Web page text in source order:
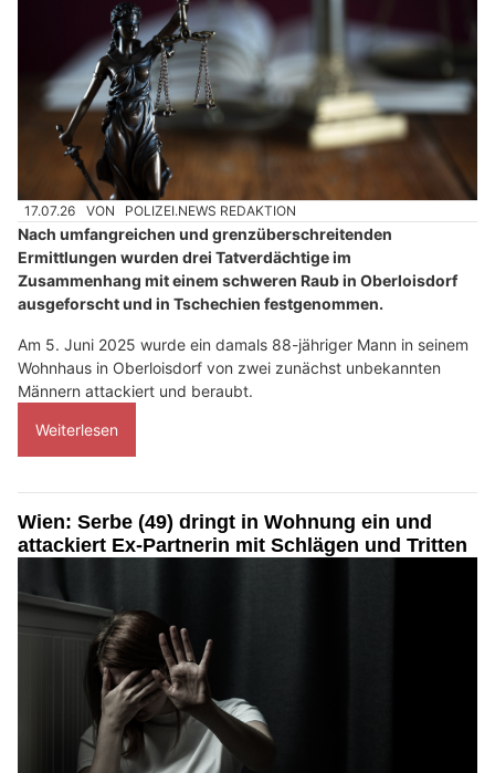
17.07.26 VON POLIZEI.NEWS REDAKTION
Nach umfangreichen und grenzüberschreitenden
Ermittlungen wurden drei Tatverdächtige im
Zusammenhang mit einem schweren Raub in Oberloisdorf
ausgeforscht und in Tschechien festgenommen.
Am 5. Juni 2025 wurde ein damals 88-jähriger Mann in seinem
Wohnhaus in Oberloisdorf von zwei zunächst unbekannten
Männern attackiert und beraubt.
Weiterlesen
Wien: Serbe (49) dringt in Wohnung ein und
attackiert Ex-Partnerin mit Schlägen und Tritten